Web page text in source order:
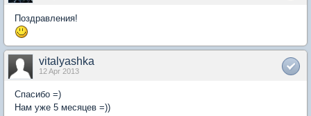
Поздравления!
vitalyashka
12 Apr 2013
Спасибо =)
Нам уже 5 месяцев =))